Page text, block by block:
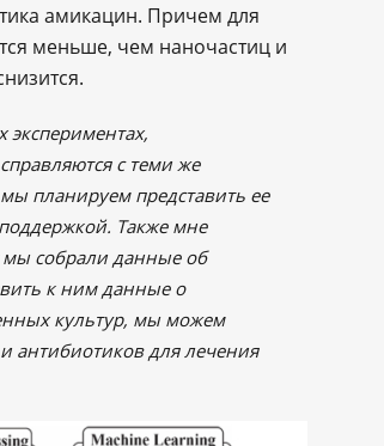
амикацин. Причем для
меньше, чем наночастиц и
с теми же
планируем представить ее
Также мне
собрали данные об
к ним данные о
культур, мы можем
антибиотиков для лечения